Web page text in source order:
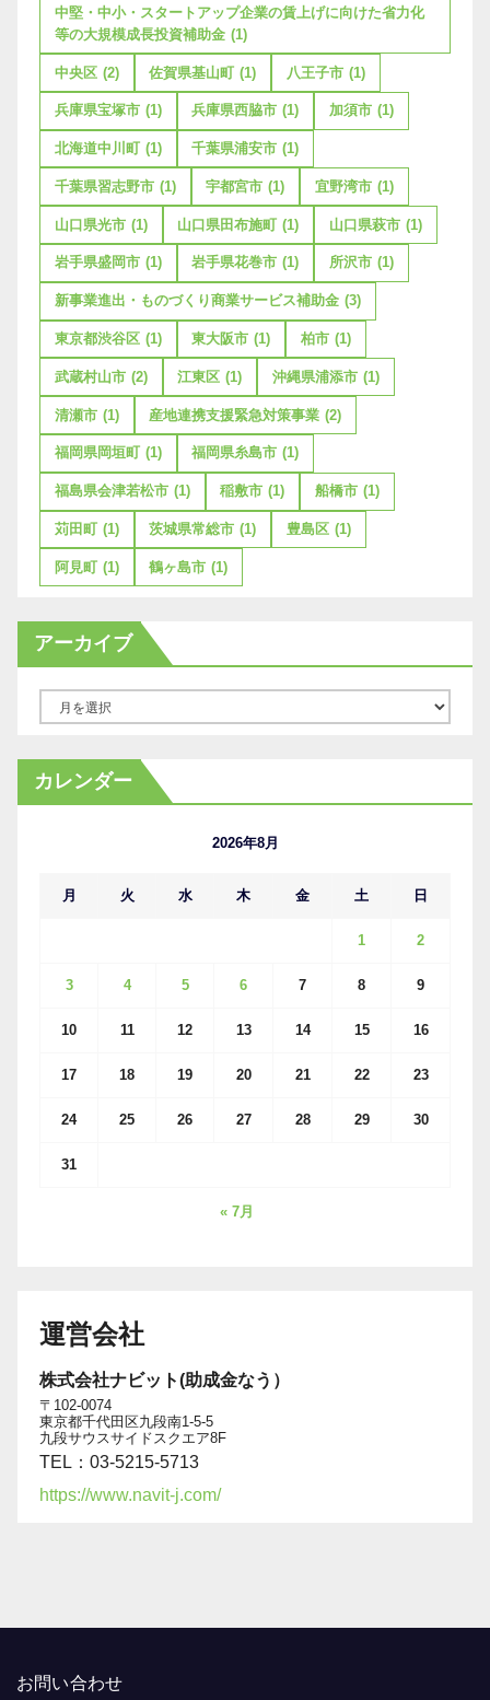
中堅・中小・スタートアップ企業の賃上げに向けた省力化
等の大規模成長投資補助金 (1)
中央区 (2) 佐賀県基山町 (1) 八王子市 (1)
兵庫県宝塚市 (1) 兵庫県西脇市 (1) 加須市 (1)
北海道中川町 (1) 千葉県浦安市 (1)
千葉県習志野市 (1) 宇都宮市 (1) 宜野湾市 (1)
山口県光市 (1) 山口県田布施町 (1) 山口県萩市 (1)
岩手県盛岡市 (1) 岩手県花巻市 (1) 所沢市 (1)
新事業進出・ものづくり商業サービス補助金 (3)
東京都渋谷区 (1) 東大阪市 (1) 柏市 (1)
武蔵村山市 (2) 江東区 (1) 沖縄県浦添市 (1)
清瀬市 (1) 産地連携支援緊急対策事業 (2)
福岡県岡垣町 (1) 福岡県糸島市 (1)
福島県会津若松市 (1) 稲敷市 (1) 船橋市 (1)
苅田町 (1) 茨城県常総市 (1) 豊島区 (1)
阿見町 (1) 鶴ヶ島市 (1)
アーカイブ
カ
イ
カレンダー
2026年8月
月 火 水 木 金 土 日
1 2
3 4 5 6 7 8 9
10 11 12 13 14 15 16
17 18 19 20 21 22 23
24 25 26 27 28 29 30
31
« 7月
運営会社
株式会社ナビット(助成金なう）
〒102-0074
東京都千代田区九段南1-5-5
九段サウスサイドスクエア8F
TEL：03-5215-5713
https://www.navit-j.com/
お問い合わせ